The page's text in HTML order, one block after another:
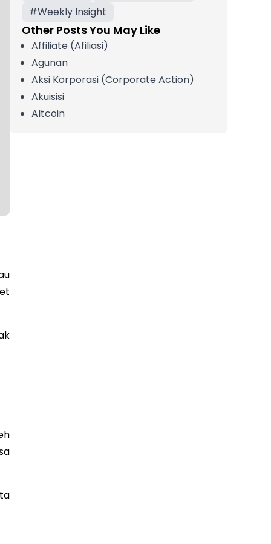
#Weekly Insight
Other Posts You May Like
Affiliate (Afiliasi)
Agunan
Aksi Korporasi (Corporate Action)
Akuisisi
Altcoin